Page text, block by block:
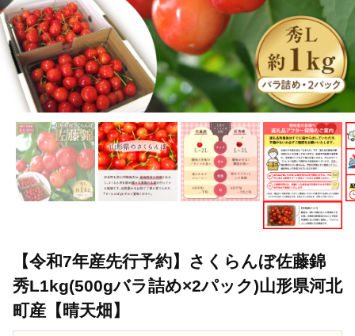
【令和7年産先行予約】さくらんぼ佐藤錦
秀L1kg(500gバラ詰め×2パック)山形県河北
町産【晴天畑】